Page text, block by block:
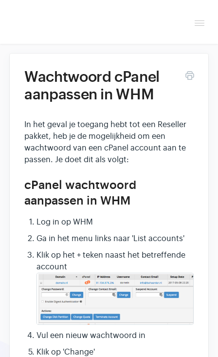
Helpdesk
Reseller & developer
Wachtwoord cPanel
aanpassen in WHM
In het geval je toegang hebt tot een Reseller
pakket, heb je de mogelijkheid om een
wachtwoord van een cPanel account aan te
passen. Je doet dit als volgt:
cPanel wachtwoord
aanpassen in WHM
Log in op WHM
Ga in het menu links naar 'List accounts'
Klik op het + teken naast het betreffende
account
Vul een nieuw wachtwoord in
Klik op 'Change'